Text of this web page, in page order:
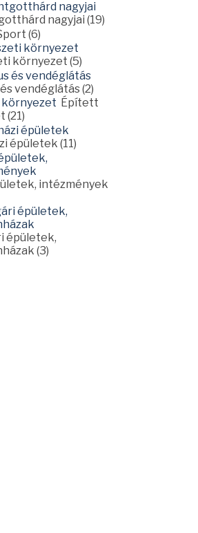
nagyjai (19)
(6)
környezet (5)
vendéglátás (2)
Épített
(21)
épületek (11)
intézmények
épületek,
(3)